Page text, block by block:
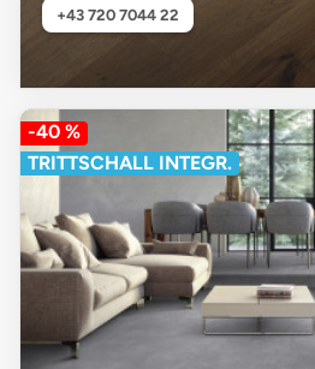
+43 720 7044 22
-40 %
TRITTSCHALL INTEGR.